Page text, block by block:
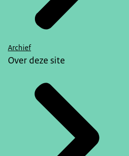
Archief
Over deze site